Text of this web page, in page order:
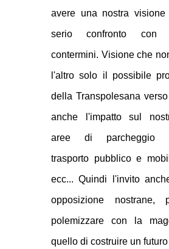
avere una nostra
serio confronto con
contermini. Visione che
l'altro solo il possibile
della Transpolesana
anche l'impatto sul
aree di parcheggio
trasporto pubblico e
ecc... Quindi l'invito
opposizione
polemizzare con la
quello di costruire un